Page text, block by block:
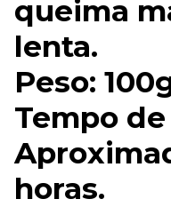
queima
lenta.
Peso:
Tempo
horas.